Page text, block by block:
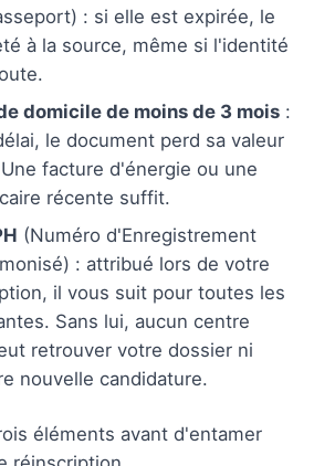
: si elle est expirée, le
à la source, même si l'identité
domicile de moins de 3 mois :
le document perd sa valeur
facture d'énergie ou une
récente suffit.
(Numéro d'Enregistrement
: attribué lors de votre
il vous suit pour toutes les
Sans lui, aucun centre
retrouver votre dossier ni
nouvelle candidature.
éléments avant d'entamer